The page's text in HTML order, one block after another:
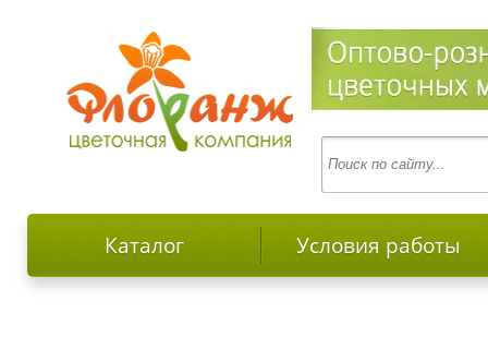
Каталог Условия работы